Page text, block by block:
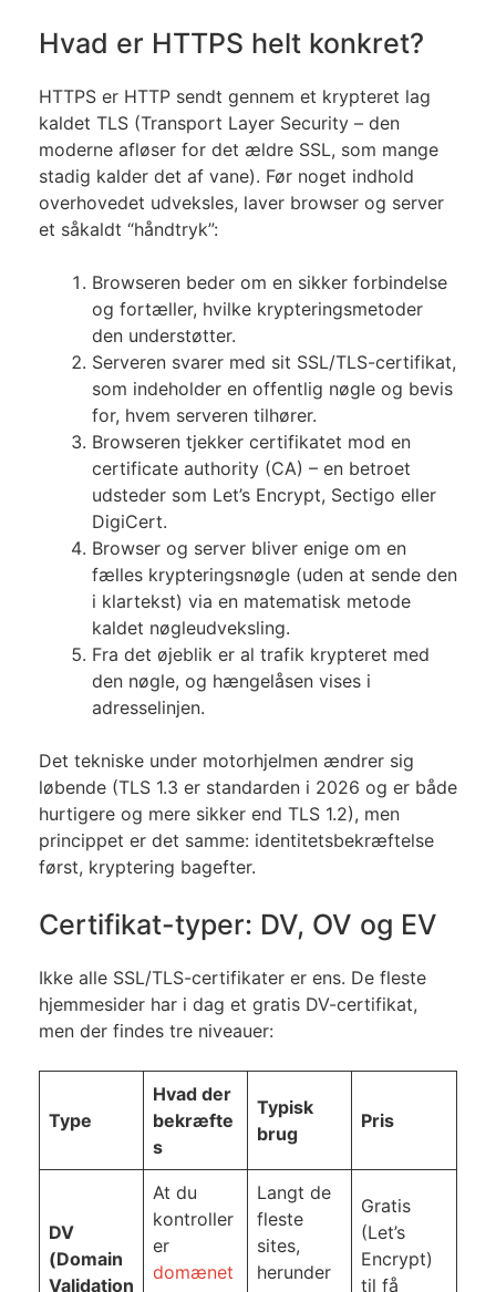
Hvad er HTTPS helt konkret?
HTTPS er HTTP sendt gennem et krypteret lag
kaldet TLS (Transport Layer Security – den
moderne afløser for det ældre SSL, som mange
stadig kalder det af vane). Før noget indhold
overhovedet udveksles, laver browser og server
et såkaldt “håndtryk”:
Browseren beder om en sikker forbindelse
og fortæller, hvilke krypteringsmetoder
den understøtter.
Serveren svarer med sit SSL/TLS-certifikat,
som indeholder en offentlig nøgle og bevis
for, hvem serveren tilhører.
Browseren tjekker certifikatet mod en
certificate authority (CA) – en betroet
udsteder som Let’s Encrypt, Sectigo eller
DigiCert.
Browser og server bliver enige om en
fælles krypteringsnøgle (uden at sende den
i klartekst) via en matematisk metode
kaldet nøgleudveksling.
Fra det øjeblik er al trafik krypteret med
den nøgle, og hængelåsen vises i
adresselinjen.
Det tekniske under motorhjelmen ændrer sig
løbende (TLS 1.3 er standarden i 2026 og er både
hurtigere og mere sikker end TLS 1.2), men
princippet er det samme: identitetsbekræftelse
først, kryptering bagefter.
Certifikat-typer: DV, OV og EV
Ikke alle SSL/TLS-certifikater er ens. De fleste
hjemmesider har i dag et gratis DV-certifikat,
men der findes tre niveauer:
Type
Hvad der
bekræfte
s
Typisk
brug
Pris
DV
(Domain
Validation
At du
kontroller
er
domænet
Langt de
fleste
sites,
herunder
Gratis
(Let’s
Encrypt)
til få